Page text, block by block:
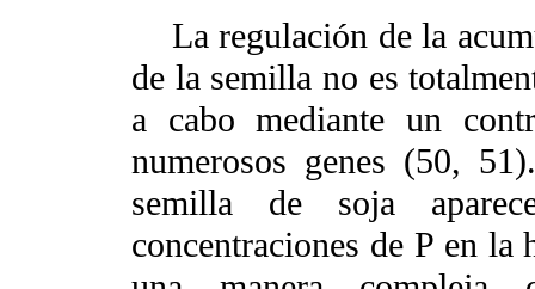
La regulación de la
de la semilla no es
a cabo mediante un
numerosos genes (50,
semilla de soja
concentraciones de P en la